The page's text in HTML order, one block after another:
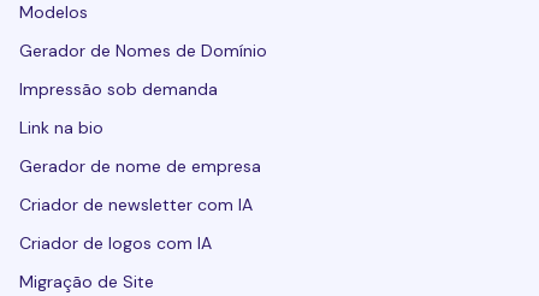
Modelos
Gerador de Nomes de Domínio
Impressão sob demanda
Link na bio
Gerador de nome de empresa
Criador de newsletter com IA
Criador de logos com IA
Migração de Site